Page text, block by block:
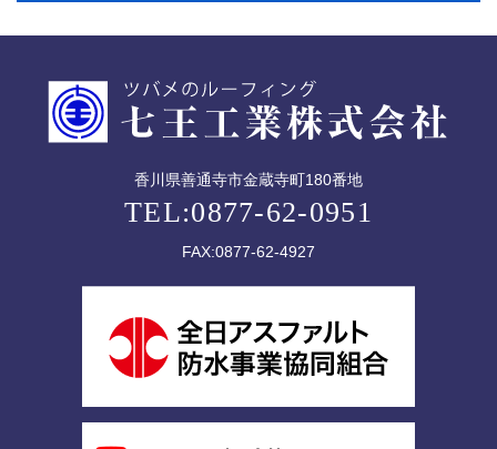
香川県善通寺市金蔵寺町180番地
TEL:0877-62-0951
FAX:0877-62-4927